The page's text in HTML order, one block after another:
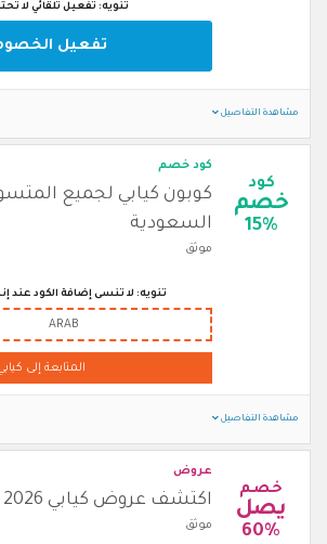
تنويه: تفعيل تلقائي لا
تفعيل
مشاهدة التفاصيل
كود
خصم
15%
كود خصم
كوبون كيابي لجميع
السعودية
موثق
تنويه: لا تنسى إضافة الكود عند
ARAB
المتابعة إلى
مشاهدة التفاصيل
خصم
يصل
60%
عروض
اكتشف عروض كيابي 2026 في السعودية
موثق